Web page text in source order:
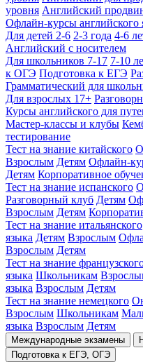
уровня Английский
Офлайн-курсы английского
Для детей 2-6 2-3 года 4-6
Английский с носителем
Для школьников 7-17 7-10
к ОГЭ Подготовка к ЕГЭ
Грамматический для
Для взрослых 17+
Курсы английского для
Мастер-классы и клубы
тестирование
Тест на знание китайского
Взрослым Детям Офлайн-
Детям Корпоративное
Тест на знание испанского
Разговорный клуб Детям
Взрослым Детям
Тест на знание итальянского
языка Детям Взрослым
Взрослым Детям
Тест на знание
языка Школьникам
языка Взрослым Детям
Тест на знание немецкого
Взрослым Школьникам
языка Взрослым Детям
Международные экзамены
Подготовка к ЕГЭ, ОГЭ